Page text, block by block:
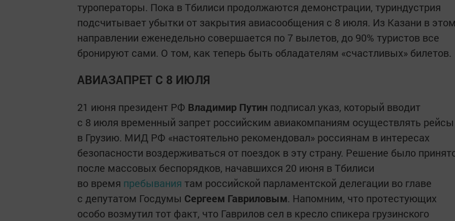
туроператоры. Пока в Тбилиси продолжаются демонстрации, туриндустрия
подсчитывает убытки от закрытия авиасообщения с 8 июля. Из Казани в
направлении еженедельно совершается по 7 вылетов, до 90% туристов все
бронируют сами. О том, как теперь быть обладателям «счастливых» билетов.
АВИАЗАПРЕТ С 8 ИЮЛЯ
21 июня президент РФ Владимир Путин подписал указ, который вводит
с 8 июля временный запрет российским авиакомпаниям осуществлять рейсы
в Грузию. МИД РФ «настоятельно рекомендовал» россиянам в интересах
безопасности воздерживаться от поездок в эту страну. Решение было
после массовых беспорядков, начавшихся 20 июня в Тбилиси
во время пребывания там российской парламентской делегации во главе
с депутатом Госдумы Сергеем Гавриловым. Напомним, что протестующих
особо возмутил тот факт, что Гаврилов сел в кресло спикера грузинского